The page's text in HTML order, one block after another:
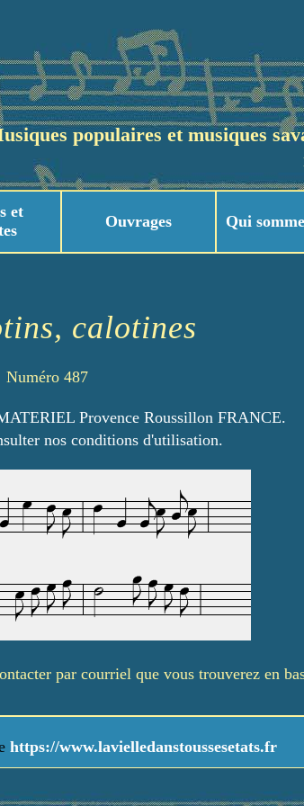
populaires et musiques
et
Ouvrages Qui
calotines
Numéro 487
Provence Roussillon FRANCE.
nos conditions d'utilisation.
par courriel que vous trouverez en
https://www.lavielledanstoussesetats.fr